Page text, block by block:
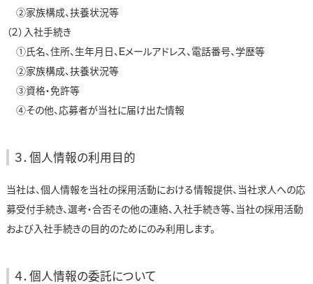
②家族構成、扶養状況等
（２）入社手続き
①氏名、住所、生年月日、Eメールアドレス、電話番号、学歴等
②家族構成、扶養状況等
③資格・免許等
④その他、応募者が当社に届け出た情報
３．個人情報の利用目的
当社は、個人情報を当社の採用活動における情報提供、当社求人への応
募受付手続き、選考・合否その他の連絡、入社手続き等、当社の採用活動
および入社手続きの目的のためにのみ利用します。
４．個人情報の委託について